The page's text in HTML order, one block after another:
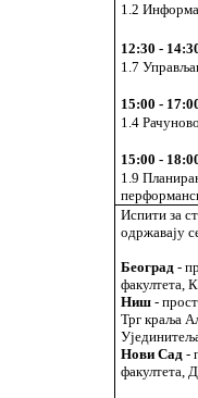
1.2
12:30 -
1.7
15:00 -
1.4
15:00 -
1.9
Испити за
одржавају
Београд -
факултета,
Ниш -
Трг краља
Нови Сад -
факултета,